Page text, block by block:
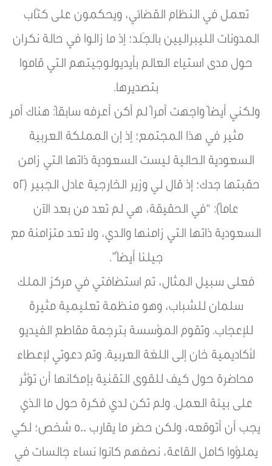
تعمل في النظام القضائي، ويحكمون على كتّاب
المدونات الليبراليين بالجَلد؛ إذ ما زالوا في حالة نكران
حول مدى استياء العالم بأيديولوجيتهم التي قاموا
بتصديرها.
ولكني أيضاً واجهت أمراً لم أكن أعرفه سابقاً: هناك أمر
مثير في هذا المجتمع؛ إذ إن المملكة العربية
السعودية الحالية ليست السعودية ذاتها التي زامن
حقبتها جدك؛ إذ قال لي وزير الخارجية عادل الجبير (٥٢
عاماً): “في الحقيقة، هي لم تعد من بعد الآن
السعودية ذاتها التي زامنها والدي، ولا تعد متزامنة مع
جيلنا أيضاً”.
فعلى سبيل المثال، تم استضافتي في مركز الملك
سلمان للشباب، وهو منظمة تعليمية مثيرة
للإعجاب. وتقوم المؤسسة بترجمة مقاطع الفيديو
لأكاديمية خان إلى اللغة العربية. وتم دعوتي لإعطاء
محاضرة حول كيف للقوى التقنية بإمكانها أن تؤثر
على بيئة العمل. ولم تكن لدي فكرة حول ما الذي
يجب أن أتوقعه، ولكن حضر ما يقارب ٥٠٠ شخص؛ لكي
يملؤوا كامل القاعة، نصفهم كانوا نساء جالسات في